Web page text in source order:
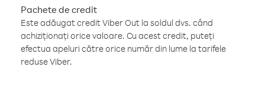
Pachete de credit
Este adăugat credit Viber Out la soldul dvs. când
achiziționați orice valoare. Cu acest credit, puteți
efectua apeluri către orice număr din lume la tarifele
reduse Viber.